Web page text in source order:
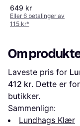
649 kr
Eller 6 betalinger av
115 kr*
Om
Laveste pris for
412 kr. Dette er
butikker.
Sammenlign:
Lundhags Klær